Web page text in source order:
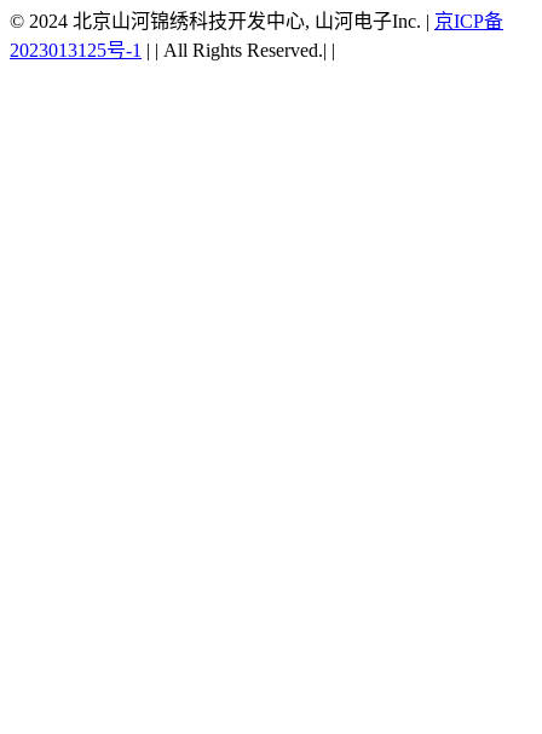
© 2024 北京山河锦绣科技开发中心, 山河电子Inc. | 京ICP备
2023013125号-1 | | All Rights Reserved.| |